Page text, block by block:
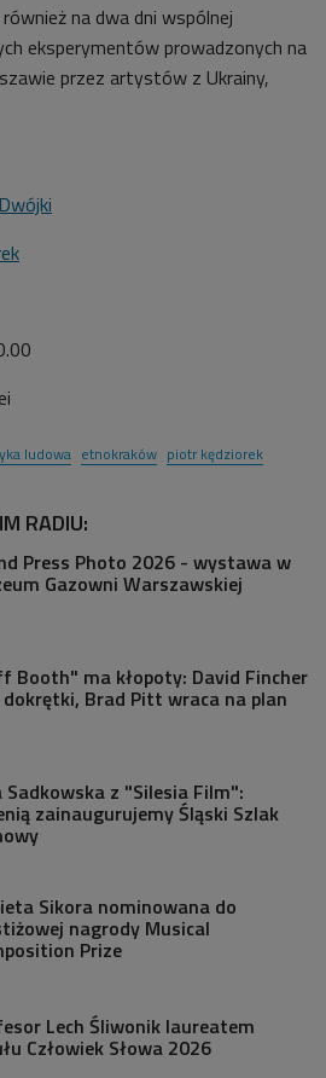
na dwa dni wspólnej
eksperymentów prowadzonych na
przez artystów z Ukrainy,
ludowa etnokraków piotr kędziorek
RADIU:
Press Photo 2026 - wystawa w
Gazowni Warszawskiej
Booth" ma kłopoty: David Fincher
Brad Pitt wraca na plan
Sadkowska z "Silesia Film":
zainaugurujemy Śląski Szlak
Sikora nominowana do
nagrody Musical
Prize
Lech Śliwonik laureatem
Człowiek Słowa 2026